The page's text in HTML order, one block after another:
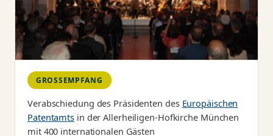
GROSSEMPFANG
Verabschiedung des Präsidenten des Europäischen
Patentamts in der Allerheiligen-Hofkirche München
mit 400 internationalen Gästen